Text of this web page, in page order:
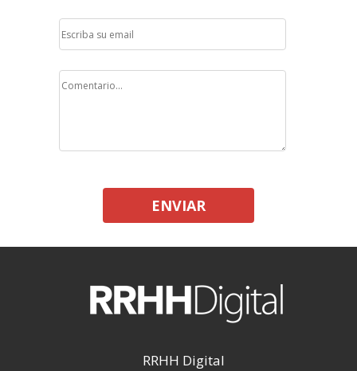
ENVIAR
RRHH Digital